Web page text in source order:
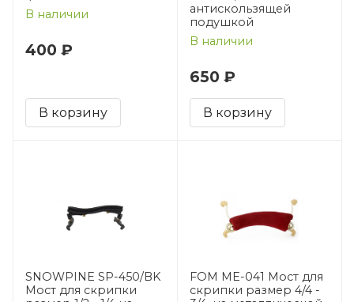
В наличии
400 ₽
В корзину
антискользящей
подушкой
В наличии
650 ₽
В корзину
SNOWPINE SP-450/BK
Мост для скрипки
FOM ME-041 Мост для
скрипки размер 4/4 -